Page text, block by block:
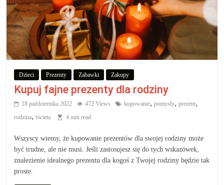
Dzieci Prezenty Zabawki Zakupy
Kupuj fajne prezenty dla rodziny
18 października 2022 472 Views kupowanie,pomysły,prezent,
rodzina,świeta 4 min read
Wszyscy wiemy, że kupowanie prezentów dla swojej rodziny może
być trudne, ale nie musi. Jeśli zastosujesz się do tych wskazówek,
znalezienie idealnego prezentu dla kogoś z Twojej rodziny będzie tak
proste.